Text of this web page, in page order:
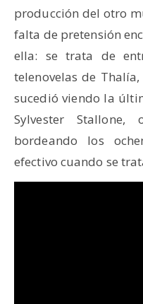
producción del otro
falta de pretensión
ella: se trata de
telenovelas de
sucedió viendo la
Sylvester
bordeando los
efectivo cuando se